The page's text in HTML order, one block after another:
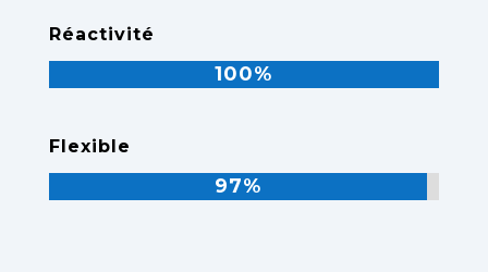
Réactivité
100%
100%
Flexible
97%
97%